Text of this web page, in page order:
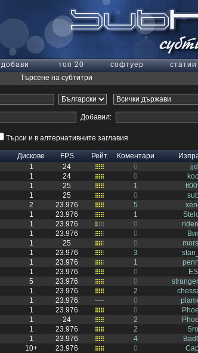
добави топ 20 софтуер статии
Търсене на субтитри
Добавил:
Търси и в алтернативните заглавия
Дискове FPS Рейт. Коментари
1 24 0
1 24 0
1 25 1
1 25 0
2 23.976 5
1 23.976 1
1 23.976 0
1 23.976 0
1 25 0
1 23.976 3
1 23.976 1
1 23.976 0
5 23.976 0
1 23.976 2
1 23.976 ---- 0
1 23.976 0
1 24 2
1 23.976 2
1 23.976 4
10+ 23.976 0